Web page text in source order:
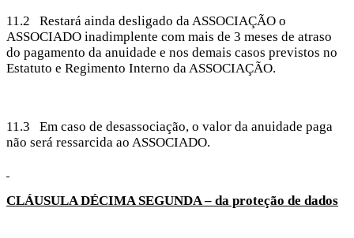
11.2 Restará ainda desligado da ASSOCIAÇÃO o
ASSOCIADO inadimplente com mais de 3 meses de atraso
do pagamento da anuidade e nos demais casos previstos no
Estatuto e Regimento Interno da ASSOCIAÇÃO.
11.3 Em caso de desassociação, o valor da anuidade paga
não será ressarcida ao ASSOCIADO.
CLÁUSULA DÉCIMASEGUNDA – da proteção de dados